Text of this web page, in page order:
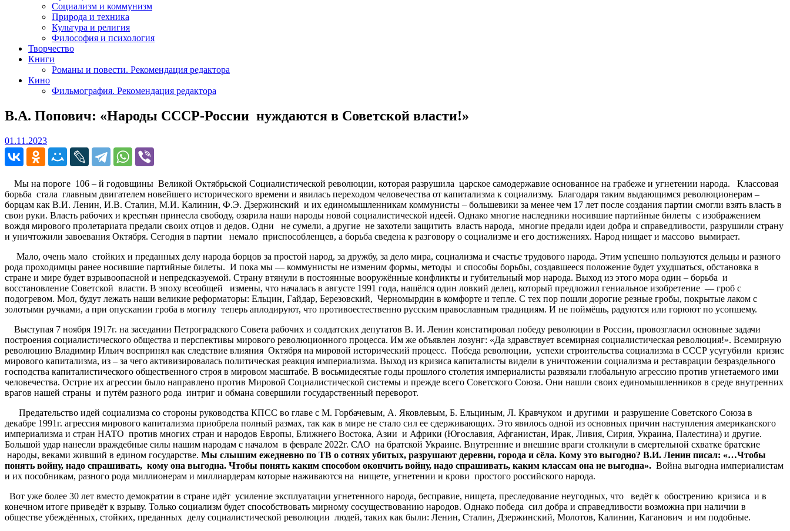
Социализм и коммунизм
Природа и техника
Культура и религия
Философия и психология
Творчество
Книги
Романы и повести. Рекомендация редактора
Кино
Фильмография. Рекомендация редактора
В.А. Попович: «Народы СССР-России нуждаются в Советской власти!»
01.11.202301.11.2023
Мы на пороге 106 – й годовщины Великой Октябрьской Социалистической революции, которая разрушила царское самодержавие основанное на грабеже и угнетении народа. Классовая
борьба стала главным двигателем новейшего исторического времени и явилась переходом человечества от капитализма к социализму. Благодаря таким выдающимся революционерам –
борцам как В.И. Ленин, И.В. Сталин, М.И. Калинин, Ф.Э. Дзержинский и их единомышленникам коммунисты – большевики за менее чем 17 лет после создания партии смогли взять власть в
свои руки. Власть рабочих и крестьян принесла свободу, озарила наши народы новой социалистической идеей. Однако многие наследники носившие партийные билеты с изображением
вождя мирового пролетариата предали своих отцов и дедов. Одни не сумели, а другие не захотели защитить власть народа, многие предали идеи добра и справедливости, разрушили страну
и уничтожили завоевания Октября. Сегодня в партии немало приспособленцев, а борьба сведена к разговору о социализме и его достижениях. Народ нищает и массово вымирает.
Мало, очень мало стойких и преданных делу народа борцов за простой народ, за дружбу, за дело мира, социализма и счастье трудового народа. Этим успешно пользуются дельцы и разного
рода проходимцы ранее носившие партийные билеты. И пока мы — коммунисты не изменим формы, методы и способы борьбы, создавшееся положение будет ухудшаться, обстановка в
стране и мире будет взрывоопасной и непредсказуемой. Страну втянули в постоянные вооружённые конфликты и губительный мор народа. Выход из этого мора один – борьба и
восстановление Советской власти. В эпоху всеобщей измены, что началась в августе 1991 года, нашёлся один ловкий делец, который предложил гениальное изобретение — гроб с
подогревом. Мол, будут лежать наши великие реформаторы: Ельцин, Гайдар, Березовский, Черномырдин в комфорте и тепле. С тех пор пошли дорогие резные гробы, покрытые лаком с
золотыми ручками, а при опускании гроба в могилу теперь аплодируют, что противоестественно русским православным традициям. И не поймёшь, радуются или горюют по усопшему.
Выступая 7 ноября 1917г. на заседании Петроградского Совета рабочих и солдатских депутатов В. И. Ленин констатировал победу революции в России, провозгласил основные задачи
построения социалистического общества и перспективы мирового революционного процесса. Им же объявлен лозунг: «Да здравствует всемирная социалистическая революция!». Всемирную
революцию Владимир Ильич воспринял как следствие влияния Октября на мировой исторический процесс. Победа революции, успехи строительства социализма в СССР усугубили кризис
мирового капитализма, из – за чего активизировалась политическая реакция империализма. Выход из кризиса капиталисты видели в уничтожении социализма и реставрации безраздельного
господства капиталистического общественного строя в мировом масштабе. В восьмидесятые годы прошлого столетия империалисты развязали глобальную агрессию против угнетаемого ими
человечества. Острие их агрессии было направлено против Мировой Социалистической системы и прежде всего Советского Союза. Они нашли своих единомышленников в среде внутренних
врагов нашей страны и путём разного рода интриг и обмана совершили государственный переворот.
Предательство идей социализма со стороны руководства КПСС во главе с М. Горбачевым, А. Яковлевым, Б. Ельциным, Л. Кравчуком и другими и разрушение Советского Союза в
декабре 1991г. агрессия мирового капитализма приобрела полный размах, так как в мире не стало сил ее сдерживающих. Это явилось одной из основных причин наступления американского
империализма и стран НАТО против многих стран и народов Европы, Ближнего Востока, Азии и Африки (Югославия, Афганистан, Ирак, Ливия, Сирия, Украина, Палестина) и другие.
Большой удар нанесли враждебные силы нашим народам с началом в феврале 2022г. САО на братской Украине. Внутренние и внешние враги столкнули в смертельной схватке братские
народы, веками живший в едином государстве. Мы слышим ежедневно по ТВ о сотнях убитых, разрушают деревни, города и сёла. Кому это выгодно? В.И. Ленин писал: «…Чтобы
понять войну, надо спрашивать, кому она выгодна. Чтобы понять каким способом окончить войну, надо спрашивать, каким классам она не выгодна». Война выгодна империалистам
и их пособникам, разного рода миллионерам и миллиардерам которые наживаются на нищете, угнетении и крови простого российского народа.
Вот уже более 30 лет вместо демократии в стране идёт усиление эксплуатации угнетенного народа, бесправие, нищета, преследование неугодных, что ведёт к обострению кризиса и в
конечном итоге приведёт к взрыву. Только социализм будет способствовать мирному сосуществованию народов. Однако победа сил добра и справедливости возможна при наличии в
обществе убеждённых, стойких, преданных делу социалистической революции людей, таких как были: Ленин, Сталин, Дзержинский, Молотов, Калинин, Каганович и им подобные.